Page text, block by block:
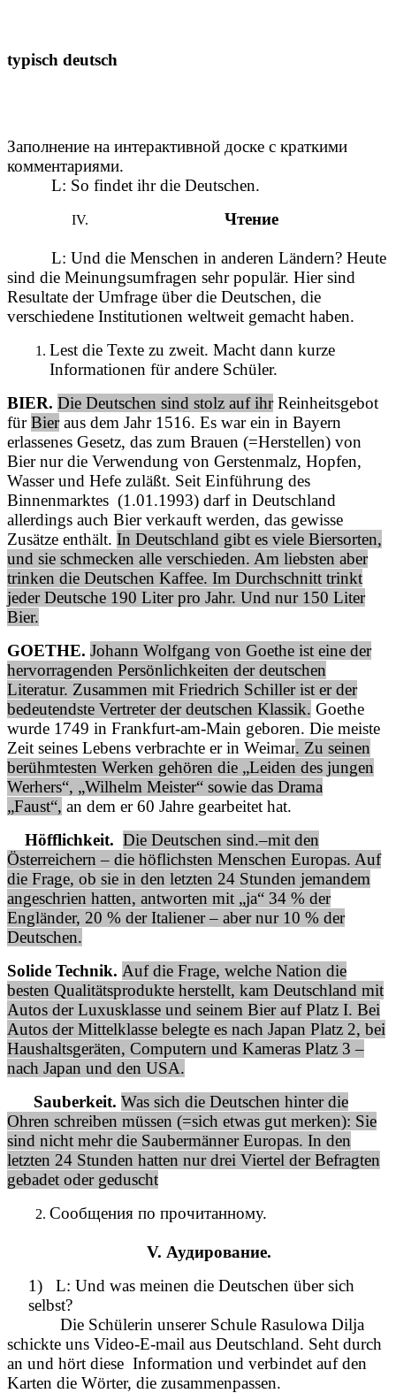
typisch deutsch
Заполнение на интерактивной доске с краткими
комментариями.
L: So findet ihr die Deutschen.
Чтение
L: Und die Menschen in anderen Ländern? Heute
sind die Meinungsumfragen sehr populär. Hier sind
Resultate der Umfrage über die Deutschen, die
verschiedene Institutionen weltweit gemacht haben.
Lest die Texte zu zweit. Macht dann kurze
Informationen für andere Schüler.
BIER. Die Deutschen sind stolz auf ihrReinheitsgebot
fürBieraus dem Jаhr 1516. Es war ein in Bayern
erlassenes Gesetz, das zum Brauen (=Herstellen) von
Bier nur die Verwendung von Gerstenmalz, Hopfen,
Wasser und Hefe zuläßt. Seit Einführung des
Binnenmarktes (1.01.1993) darf in Deutschland
allerdings auch Bier verkauft werden, das gewisse
Zusätze enthält. In Deutschland gibt es viele Biersorten,
und sie schmecken alle verschieden. Am liebsten aber
trinken die Deutschen Kaffee. Im Durchschnitt trinkt
jeder Deutsche 190 Liter pro Jahr. Und nur 150 Liter
Bier.
GOETHE. Johann Wolfgang von Goethe ist eine der
hervorragenden Persönlichkeiten der deutschen
Literatur. Zusammen mit Friedrich Schiller ist er der
bedeutendste Vertreter der deutschen Klassik. Goethe
wurde 1749 in Frankfurt-am-Main geboren. Die meiste
Zeit seines Lebens verbrachte er in Weimar. Zu seinen
berühmtesten Werken gehören die „Leiden des jungen
Werhers“, „Wilhelm Meister“ sowie das Drama
„Faust“, an dem er 60 Jahre gearbeitet hat.
Höfflichkeit. Die Deutschen sind.–mit den
Österreichern – die höflichsten Menschen Europas. Auf
die Frage, ob sie in den letzten 24 Stunden jemandem
angeschrien hatten, antworten mit „ja“ 34 % der
Engländer, 20 % der Italiener – aber nur 10 % der
Deutschen.
Solide Technik. Auf die Frage, welche Nation die
besten Qualitätsprodukte herstellt, kam Deutschland mit
Autos der Luxusklasse und seinem Bier auf Platz I. Bei
Autos der Mittelklasse belegte es nach Japan Platz 2, bei
Haushaltsgeräten, Computern und Kameras Platz 3 –
nach Japan und den USA.
Sauberkeit. Was sich die Deutschen hinter die
Ohren schreiben müssen (=sich etwas gut merken): Sie
sind nicht mehr die Saubermänner Europas. In den
letzten 24 Stunden hatten nur drei Viertel der Befragten
gebadet oder geduscht
Сообщения по прочитанному.
V. Аудирование.
1) L: Und was meinen die Deutschen über sich
selbst?
Die Schülerin unserer Schule Rasulowa Dilja
schickte uns Video-E-mail aus Deutschland. Seht durch
an und hört diese Information und verbindet auf den
Karten die Wörter, die zusammenpassen.